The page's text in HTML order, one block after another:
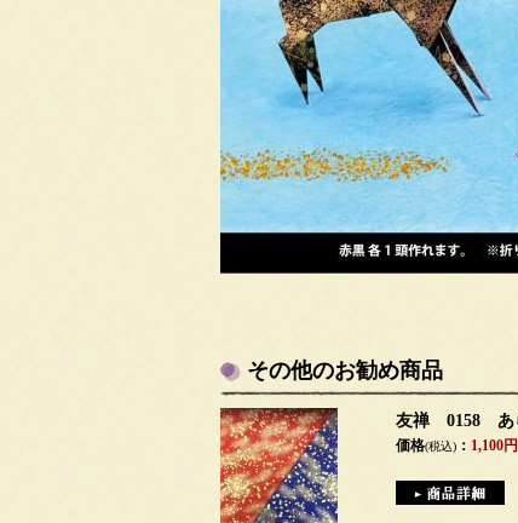
その他のお勧め商品
友禅 0158 あ
価格(税込) ： 1,100円